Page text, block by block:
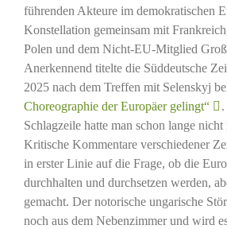
führenden Akteure im demokratischen
Konstellation gemeinsam mit
Polen und dem Nicht-EU-Mitglied
Anerkennend titelte die Süddeutsche
2025 nach dem Treffen mit Selenskyj
Choreographie der Europäer gelingt“
Schlagzeile hatte man schon lange nicht
Kritische Kommentare verschiedener
in erster Linie auf die Frage, ob die
durchhalten und durchsetzen werden,
gemacht. Der notorische ungarische
noch aus dem Nebenzimmer und wird